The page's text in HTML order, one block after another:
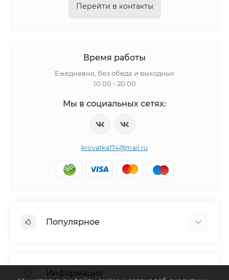
Перейти в контакты
Время работы
Ежедневно, без обеда и выходных
10.00 - 20.00
Мы в социальных сетях:
krovatka174@mail.ru
Популярное
Детские кровати
Информация